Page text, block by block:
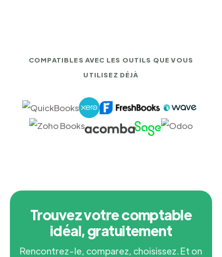
COMPATIBLES AVEC LES OUTILS QUE VOUS
UTILISEZ DÉJÀ
Trouvez votre comptable
idéal, gratuitement
Rencontrez-le, comparez, choisissez. Et on